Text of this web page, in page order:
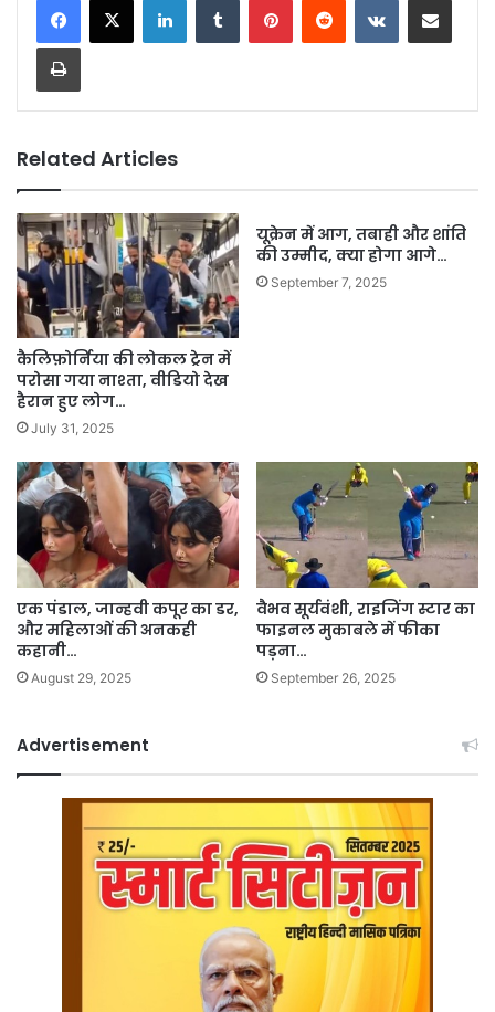
Print
Related Articles
कैलिफ़ोर्निया की लोकल ट्रेन में
परोसा गया नाश्ता, वीडियो देख
हैरान हुए लोग…
July 31, 2025
यूक्रेन में आग, तबाही और शांति
की उम्मीद, क्या होगा आगे…
September 7, 2025
एक पंडाल, जान्हवी कपूर का डर,
और महिलाओं की अनकही
कहानी…
August 29, 2025
वैभव सूर्यवंशी, राइजिंग स्टार का
फाइनल मुकाबले में फीका
पड़ना…
September 26, 2025
Advertisement